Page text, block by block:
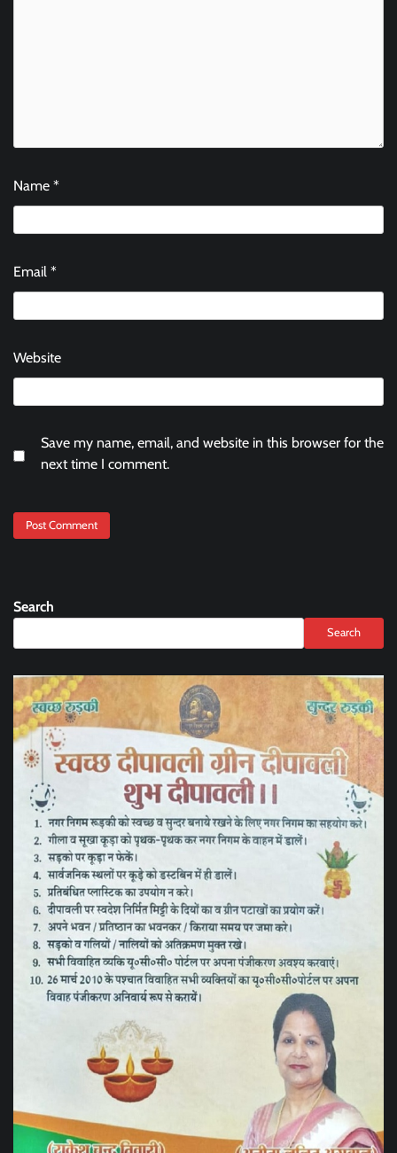
Name *
Email *
Website
Save my name, email, and website in this browser for the
next time I comment.
Search
Search